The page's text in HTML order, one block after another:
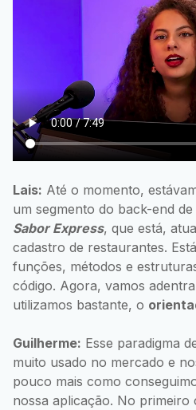
Lais: Até o momento,
um segmento do back-end
Sabor Express, que está,
cadastro de restaurantes.
funções, métodos e
código. Agora, vamos
utilizamos bastante, o
Guilherme: Esse paradigma
muito usado no mercado e
pouco mais como
nossa aplicação. No primeiro